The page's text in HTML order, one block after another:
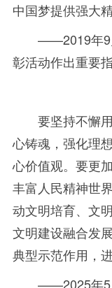
中国梦提供强大
——2019年9
彰活动作出重要
要坚持不懈
心铸魂，强化理
心价值观。要更
丰富人民精神世
动文明培育、文
文明建设融合发
典型示范作用，
——2025年5